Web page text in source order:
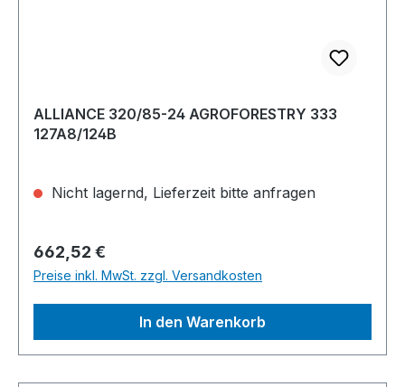
ALLIANCE 320/85-24 AGROFORESTRY 333
127A8/124B
Nicht lagernd, Lieferzeit bitte anfragen
Regulärer Preis:
662,52 €
Preise inkl. MwSt. zzgl. Versandkosten
In den Warenkorb